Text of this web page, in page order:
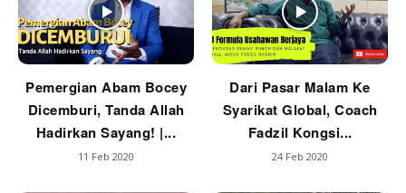
Pemergian Abam Bocey
Dicemburi, Tanda Allah
Hadirkan Sayang! |...
11 Feb 2020
Dari Pasar Malam Ke
Syarikat Global, Coach
Fadzil Kongsi...
24 Feb 2020